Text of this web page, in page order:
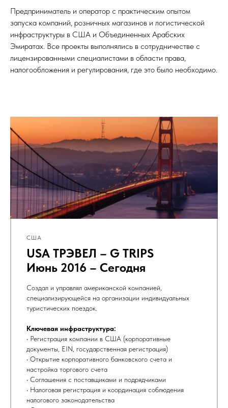
Предприниматель и оператор с практическим опытом
запуска компаний, розничных магазинов и логистической
инфраструктуры в США и Объединенных Арабских
Эмиратах. Все проекты выполнялись в сотрудничестве с
лицензированными специалистами в области права,
налогообложения и регулирования, где это было необходимо.
США
USA ТРЭВЕЛ – G TRIPS
Июнь 2016 – Сегодня
Создал и управлял американской компанией,
специализирующейся на организации индивидуальных
туристических поездок.
Ключевая инфраструктура:
• Регистрация компании в США (корпоративные
документы, EIN, государственная регистрация)
• Открытие корпоративного банковского счета и
настройка торгового счета
• Соглашения с поставщиками и подрядчиками
• Налоговая регистрация и координация соблюдения
налогового законодательства